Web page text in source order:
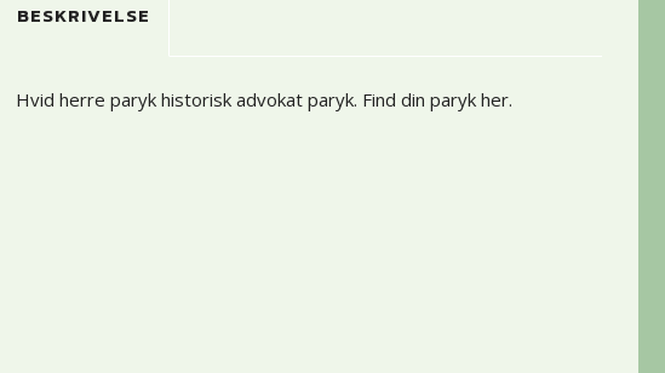
BESKRIVELSE
Hvid herre paryk historisk advokat paryk. Find din paryk her.